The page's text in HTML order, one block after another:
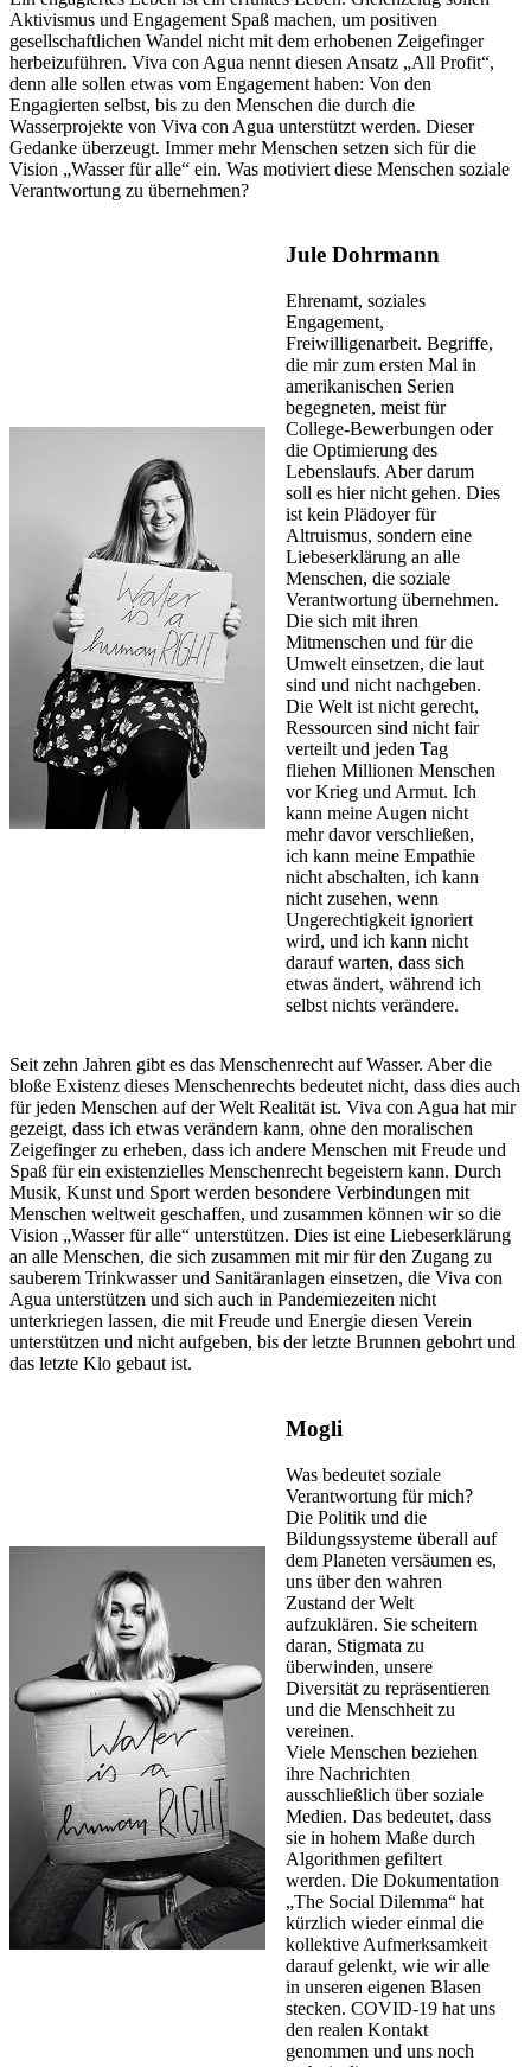
Aktivismus und Engagement Spaß machen, um positiven
gesellschaftlichen Wandel nicht mit dem erhobenen Zeigefinger
herbeizuführen. Viva con Agua nennt diesen Ansatz „All Profit“,
denn alle sollen etwas vom Engagement haben: Von den
Engagierten selbst, bis zu den Menschen die durch die
Wasserprojekte von Viva con Agua unterstützt werden. Dieser
Gedanke überzeugt. Immer mehr Menschen setzen sich für die
Vision „Wasser für alle“ ein. Was motiviert diese Menschen soziale
Verantwortung zu übernehmen?
Jule Dohrmann
Ehrenamt, soziales
Engagement,
Freiwilligenarbeit. Begriffe,
die mir zum ersten Mal in
amerikanischen Serien
begegneten, meist für
College-Bewerbungen oder
die Optimierung des
Lebenslaufs. Aber darum
soll es hier nicht gehen. Dies
ist kein Plädoyer für
Altruismus, sondern eine
Liebeserklärung an alle
Menschen, die soziale
Verantwortung übernehmen.
Die sich mit ihren
Mitmenschen und für die
Umwelt einsetzen, die laut
sind und nicht nachgeben.
Die Welt ist nicht gerecht,
Ressourcen sind nicht fair
verteilt und jeden Tag
fliehen Millionen Menschen
vor Krieg und Armut. Ich
kann meine Augen nicht
mehr davor verschließen,
ich kann meine Empathie
nicht abschalten, ich kann
nicht zusehen, wenn
Ungerechtigkeit ignoriert
wird, und ich kann nicht
darauf warten, dass sich
etwas ändert, während ich
selbst nichts verändere.
Seit zehn Jahren gibt es das Menschenrecht auf Wasser. Aber die
bloße Existenz dieses Menschenrechts bedeutet nicht, dass dies auch
für jeden Menschen auf der Welt Realität ist. Viva con Agua hat mir
gezeigt, dass ich etwas verändern kann, ohne den moralischen
Zeigefinger zu erheben, dass ich andere Menschen mit Freude und
Spaß für ein existenzielles Menschenrecht begeistern kann. Durch
Musik, Kunst und Sport werden besondere Verbindungen mit
Menschen weltweit geschaffen, und zusammen können wir so die
Vision „Wasser für alle“ unterstützen. Dies ist eine Liebeserklärung
an alle Menschen, die sich zusammen mit mir für den Zugang zu
sauberem Trinkwasser und Sanitäranlagen einsetzen, die Viva con
Agua unterstützen und sich auch in Pandemiezeiten nicht
unterkriegen lassen, die mit Freude und Energie diesen Verein
unterstützen und nicht aufgeben, bis der letzte Brunnen gebohrt und
das letzte Klo gebaut ist.
Mogli
Was bedeutet soziale
Verantwortung für mich?
Die Politik und die
Bildungssysteme überall auf
dem Planeten versäumen es,
uns über den wahren
Zustand der Welt
aufzuklären. Sie scheitern
daran, Stigmata zu
überwinden, unsere
Diversität zu repräsentieren
und die Menschheit zu
vereinen.
Viele Menschen beziehen
ihre Nachrichten
ausschließlich über soziale
Medien. Das bedeutet, dass
sie in hohem Maße durch
Algorithmen gefiltert
werden. Die Dokumentation
„The Social Dilemma“ hat
kürzlich wieder einmal die
kollektive Aufmerksamkeit
darauf gelenkt, wie wir alle
in unseren eigenen Blasen
stecken. COVID-19 hat uns
den realen Kontakt
genommen und uns noch